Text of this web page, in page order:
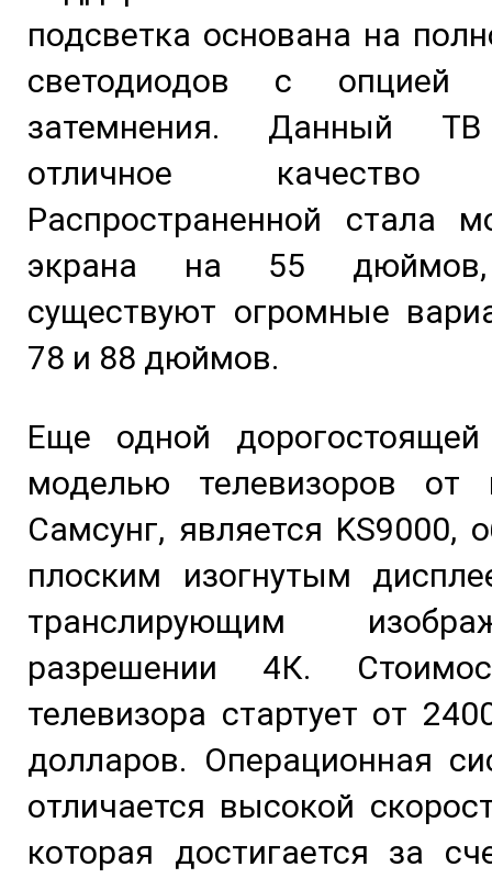
подсветка основана на
светодиодов с опцией
затемнения. Данный ТВ
отличное качество
Распространенной стала
экрана на 55
существуют огромные
78 и 88 дюймов.
Еще одной
моделью телевизоров от
Самсунг, является KS9000,
плоским изогнутым
транслирующим
разрешении 4К.
телевизора стартует от
долларов. Операционная
отличается высокой
которая достигается за